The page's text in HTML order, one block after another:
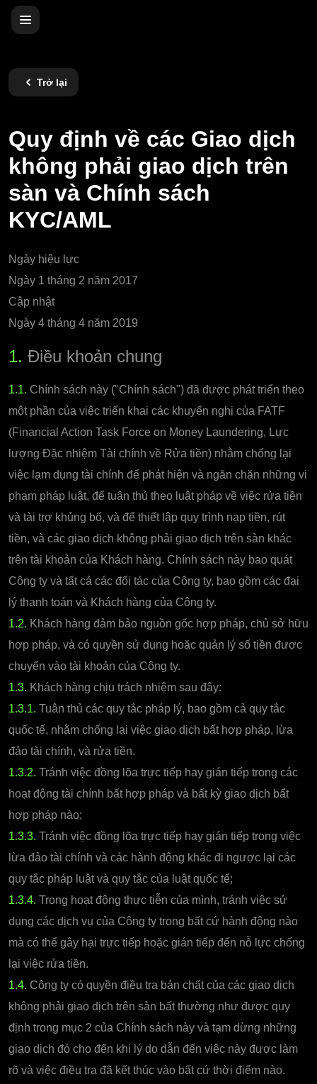
Trở lại
Quy định về các Giao dịch
không phải giao dịch trên
sàn và Chính sách
KYC/AML
Ngày hiệu lực
Ngày 1 tháng 2 năm 2017
Cập nhật
Ngày 4 tháng 4 năm 2019
1. Điều khoản chung
1.1. Chính sách này ("Chính sách") đã được phát triển theo
một phần của việc triển khai các khuyến nghị của FATF
(Financial Action Task Force on Money Laundering, Lực
lượng Đặc nhiệm Tài chính về Rửa tiền) nhằm chống lại
việc lạm dụng tài chính để phát hiện và ngăn chặn những vi
phạm pháp luật, để tuân thủ theo luật pháp về việc rửa tiền
và tài trợ khủng bố, và để thiết lập quy trình nạp tiền, rút
tiền, và các giao dịch không phải giao dịch trên sàn khác
trên tài khoản của Khách hàng. Chính sách này bao quát
Công ty và tất cả các đối tác của Công ty, bao gồm các đại
lý thanh toán và Khách hàng của Công ty.
1.2. Khách hàng đảm bảo nguồn gốc hợp pháp, chủ sở hữu
hợp pháp, và có quyền sử dụng hoặc quản lý số tiền được
chuyển vào tài khoản của Công ty.
1.3. Khách hàng chịu trách nhiệm sau đây:
1.3.1. Tuân thủ các quy tắc pháp lý, bao gồm cả quy tắc
quốc tế, nhằm chống lại việc giao dịch bất hợp pháp, lừa
đảo tài chính, và rửa tiền.
1.3.2. Tránh việc đồng lõa trực tiếp hay gián tiếp trong các
hoạt động tài chính bất hợp pháp và bất kỳ giao dịch bất
hợp pháp nào;
1.3.3. Tránh việc đồng lõa trực tiếp hay gián tiếp trong việc
lừa đảo tài chính và các hành động khác đi ngược lại các
quy tắc pháp luật và quy tắc của luật quốc tế;
1.3.4. Trong hoạt động thực tiễn của mình, tránh việc sử
dụng các dịch vụ của Công ty trong bất cứ hành động nào
mà có thể gây hại trực tiếp hoặc gián tiếp đến nỗ lực chống
lại việc rửa tiền.
1.4. Công ty có quyền điều tra bản chất của các giao dịch
không phải giao dịch trên sàn bất thường như được quy
định trong mục 2 của Chính sách này và tạm dừng những
giao dịch đó cho đến khi lý do dẫn đến việc này được làm
rõ và việc điều tra đã kết thúc vào bất cứ thời điểm nào.